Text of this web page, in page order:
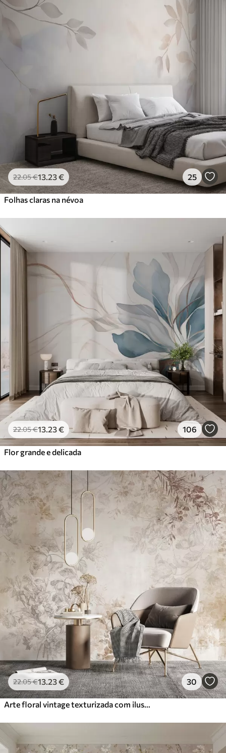
22.05€13.23€ 25
Folhas claras na névoa
22.05€13.23€ 106
Flor grande e delicada
22.05€13.23€ 30
Arte floral vintage texturizada com ilustrações delicadas de flores e folhas de jardim em estilo desenho, tons suaves de bege pastel e sépia